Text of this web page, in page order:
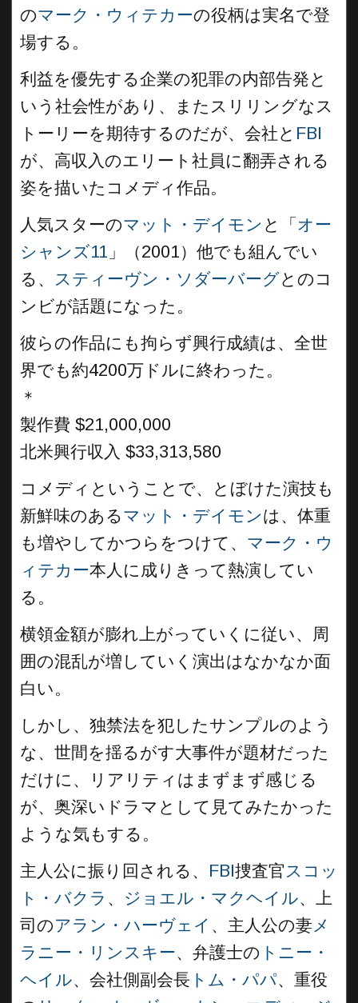
のマーク・ウィテカーの役柄は実名で登
場する。
利益を優先する企業の犯罪の内部告発と
いう社会性があり、またスリリングなス
トーリーを期待するのだが、会社と FBI
が、高収入のエリート社員に翻弄される
姿を描いたコメディ作品。
人気スターのマット・デイモン と「 オー
シャンズ11 」（2001）他でも組んでい
る、 スティーヴン・ソダーバーグとのコ
ンビが話題になった。
彼らの作品にも拘らず興行成績は、全世
界でも約4200万ドルに終わった。
＊
製作費 $21,000,000
北米興行収入 $33,313,580
コメディということで、とぼけた演技も
新鮮味のあるマット・デイモンは、体重
も増やしてかつらをつけて、 マーク・ウ
ィテカー本人に成りきって熱演してい
る。
横領金額が膨れ上がっていくに従い、周
囲の混乱が増していく演出はなかなか面
白い。
しかし、独禁法を犯したサンプルのよう
な、世間を揺るがす大事件が題材だった
だけに、リアリティはまずまず感じる
が、奥深いドラマとして見てみたかった
ような気もする。
主人公に振り回される、 FBI捜査官スコッ
ト・バクラ 、 ジョエル・マクヘイル、上
司のアラン・ハーヴェイ 、主人公の妻メ
ラニー・リンスキー、弁護士の トニー・
ヘイル、会社側副会長 トム・パパ、重役